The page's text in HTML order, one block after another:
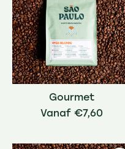
Gourmet
€7,60